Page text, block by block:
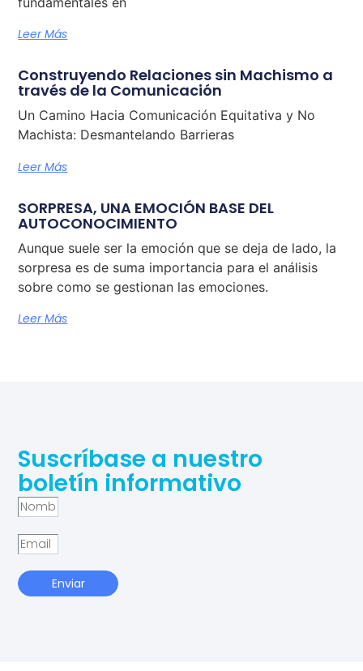
Leer Más
Construyendo Relaciones sin Machismo a
través de la Comunicación
Un Camino Hacia Comunicación Equitativa y No
Machista: Desmantelando Barrieras
Leer Más
SORPRESA, UNA EMOCIÓN BASE DEL
AUTOCONOCIMIENTO
Aunque suele ser la emoción que se deja de lado, la
sorpresa es de suma importancia para el análisis
sobre como se gestionan las emociones.
Leer Más
Suscríbase a nuestro
boletín informativo
Enviar